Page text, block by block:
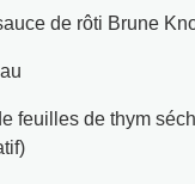
de rôti Brune
feuilles de thym